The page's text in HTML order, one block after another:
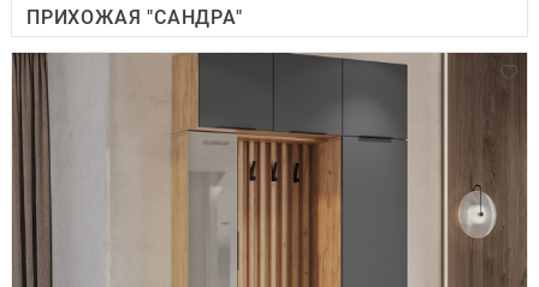
ПРИХОЖАЯ "САНДРА"